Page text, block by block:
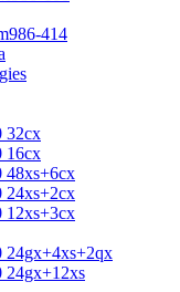
414
32cx
16cx
48xs+6cx
24xs+2cx
12xs+3cx
24gx+4xs+2qx
24gx+12xs